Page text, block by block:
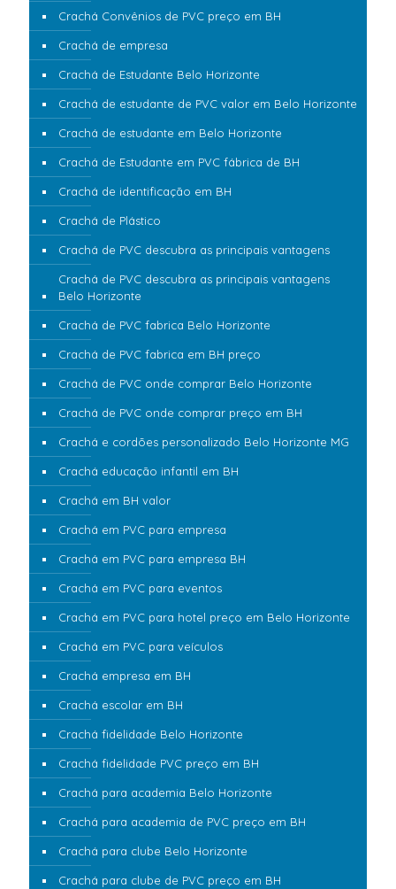
Crachá Convênios de PVC preço em BH
Crachá de empresa
Crachá de Estudante Belo Horizonte
Crachá de estudante de PVC valor em Belo Horizonte
Crachá de estudante em Belo Horizonte
Crachá de Estudante em PVC fábrica de BH
Crachá de identificação em BH
Crachá de Plástico
Crachá de PVC descubra as principais vantagens
Crachá de PVC descubra as principais vantagens
Belo Horizonte
Crachá de PVC fabrica Belo Horizonte
Crachá de PVC fabrica em BH preço
Crachá de PVC onde comprar Belo Horizonte
Crachá de PVC onde comprar preço em BH
Crachá e cordões personalizado Belo Horizonte MG
Crachá educação infantil em BH
Crachá em BH valor
Crachá em PVC para empresa
Crachá em PVC para empresa BH
Crachá em PVC para eventos
Crachá em PVC para hotel preço em Belo Horizonte
Crachá em PVC para veículos
Crachá empresa em BH
Crachá escolar em BH
Crachá fidelidade Belo Horizonte
Crachá fidelidade PVC preço em BH
Crachá para academia Belo Horizonte
Crachá para academia de PVC preço em BH
Crachá para clube Belo Horizonte
Crachá para clube de PVC preço em BH